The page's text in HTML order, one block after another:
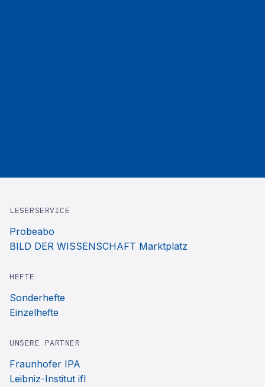
LESERSERVICE
Probeabo
BILD DER WISSENSCHAFT Marktplatz
HEFTE
Sonderhefte
Einzelhefte
UNSERE PARTNER
Fraunhofer IPA
Leibniz-Institut ifl